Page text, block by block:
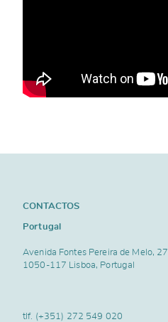
CONTACTOS
Portugal
Avenida Fontes Pereira de Melo, 27
1050-117 Lisboa, Portugal
tlf. (+351) 272 549 020